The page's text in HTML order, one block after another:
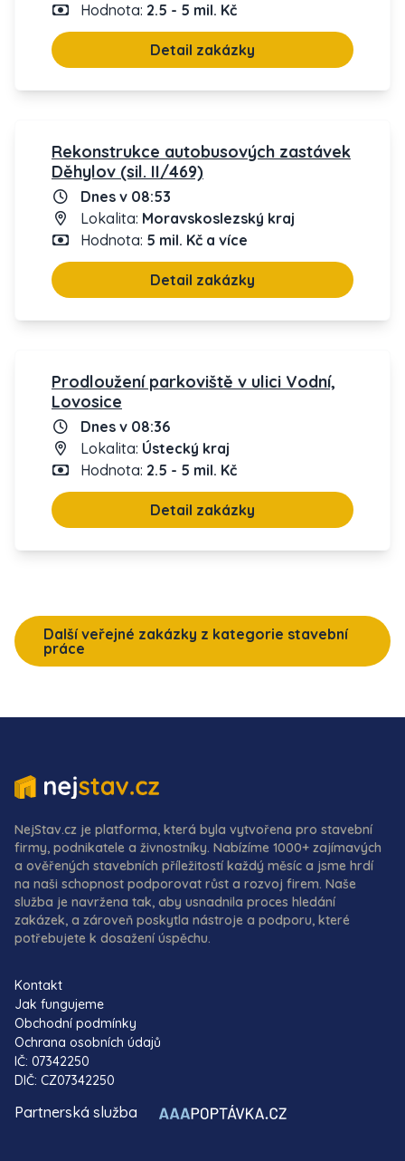
Hodnota: 2.5 - 5 mil. Kč
Detail zakázky
Rekonstrukce autobusových zastávek
Děhylov (sil. II/469)
Dnes v 08:53
Lokalita: Moravskoslezský kraj
Hodnota: 5 mil. Kč a více
Detail zakázky
Prodloužení parkoviště v ulici Vodní,
Lovosice
Dnes v 08:36
Lokalita: Ústecký kraj
Hodnota: 2.5 - 5 mil. Kč
Detail zakázky
Další veřejné zakázky z kategorie stavební
práce
NejStav.cz je platforma, která byla vytvořena pro stavební
firmy, podnikatele a živnostníky. Nabízíme 1000+ zajímavých
a ověřených stavebních příležitostí každý měsíc a jsme hrdí
na naši schopnost podporovat růst a rozvoj firem. Naše
služba je navržena tak, aby usnadnila proces hledání
zakázek, a zároveň poskytla nástroje a podporu, které
potřebujete k dosažení úspěchu.
Kontakt
Jak fungujeme
Obchodní podmínky
Ochrana osobních údajů
IČ: 07342250
DIČ: CZ07342250
Partnerská služba